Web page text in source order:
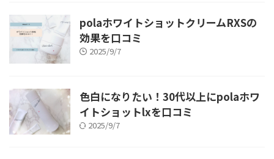
polaホワイトショットクリームRXSの
効果を口コミ
2025/9/7
色白になりたい！30代以上にpolaホワ
イトショットlxを口コミ
2025/9/7